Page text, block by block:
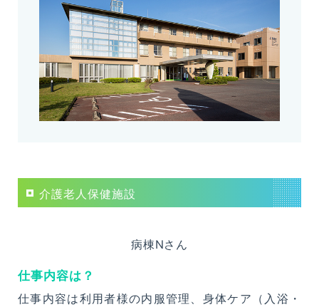
介護老人保健施設
病棟Nさん
仕事内容は？
仕事内容は利用者様の内服管理、身体ケア（入浴・